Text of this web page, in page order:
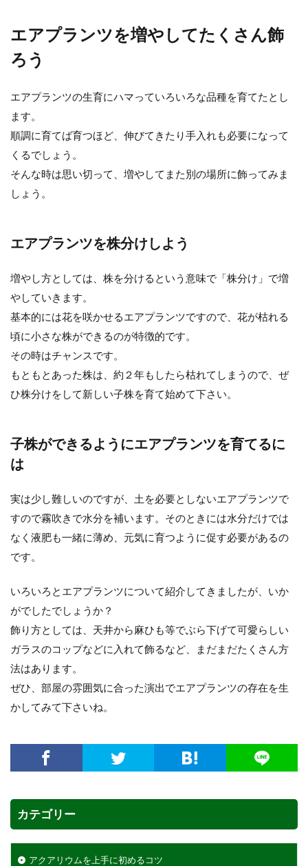
エアプランツを増やしてたくさん飾
ろう
エアプランツの生育にハマっていろいろな品種を育てたとし
ます。
順調に育てば育つほど、伸びてきたり手入れも必要になって
くるでしょう。
そんな時は思い切って、増やしてまた別の場所に飾ってみま
しょう。
エアプランツを株分けしよう
増やし方としては、株を分けるという意味で「株分け」で増
やしていきます。
基本的には花を咲かせるエアプランツですので、花が枯れる
頃に小さな株ができるのが特徴的です。
その時はチャンスです。
もともとあった株は、約２年もしたら枯れてしまうので、ぜ
ひ株分けをして新しい子株を育て始めて下さい。
子株ができるようにエアプランツを育てるに
は
実は少し難しいのですが、土を必要としないエアプランツで
すので霧吹きで水分を補います。そのときには水分だけでは
なく液肥も一緒に薄め、元気に育つように促す必要があるの
です。
いろいろとエアプランツについて紹介してきましたが、いか
がでしたでしょうか？
飾り方としては、天井から麻ひも等でぶら下げて可愛らしい
ガラスのコップなどに入れて飾るなど、まだまだたくさん方
法はあります。
ぜひ、部屋の雰囲気に合った演出でエアプランツの存在を生
かしてみて下さいね。
カテゴリー
アクアリウムを上手に初めるコツ